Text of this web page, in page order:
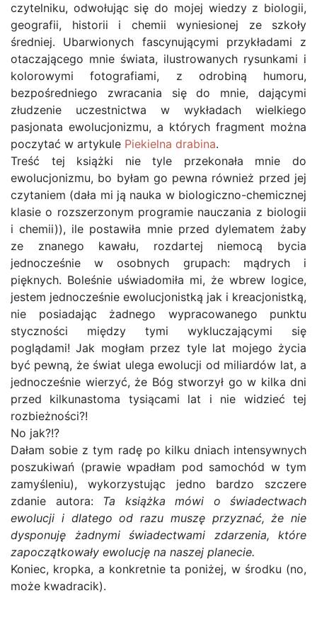
czytelniku, odwołując się do mojej wiedzy z biologii,
geografii, historii i chemii wyniesionej ze szkoły
średniej. Ubarwionych fascynującymi przykładami z
otaczającego mnie świata, ilustrowanych rysunkami i
kolorowymi fotografiami, z odrobiną humoru,
bezpośredniego zwracania się do mnie, dającymi
złudzenie uczestnictwa w wykładach wielkiego
pasjonata ewolucjonizmu, a których fragment można
poczytać w artykule Piekielna drabina.
Treść tej książki nie tyle przekonała mnie do
ewolucjonizmu, bo byłam go pewna również przed jej
czytaniem (dała mi ją nauka w biologiczno-chemicznej
klasie o rozszerzonym programie nauczania z biologii
i chemii)), ile postawiła mnie przed dylematem żaby
ze znanego kawału, rozdartej niemocą bycia
jednocześnie w osobnych grupach: mądrych i
pięknych. Boleśnie uświadomiła mi, że wbrew logice,
jestem jednocześnie ewolucjonistką jak i kreacjonistką,
nie posiadając żadnego wypracowanego punktu
styczności między tymi wykluczającymi się
poglądami! Jak mogłam przez tyle lat mojego życia
być pewną, że świat ulega ewolucji od miliardów lat, a
jednocześnie wierzyć, że Bóg stworzył go w kilka dni
przed kilkunastoma tysiącami lat i nie widzieć tej
rozbieżności?!
No jak?!?
Dałam sobie z tym radę po kilku dniach intensywnych
poszukiwań (prawie wpadłam pod samochód w tym
zamyśleniu), wykorzystując jedno bardzo szczere
zdanie autora: Ta książka mówi o świadectwach
ewolucji i dlatego od razu muszę przyznać, że nie
dysponuję żadnymi świadectwami zdarzenia, które
zapoczątkowały ewolucję na naszej planecie.
Koniec, kropka, a konkretnie ta poniżej, w środku (no,
może kwadracik).